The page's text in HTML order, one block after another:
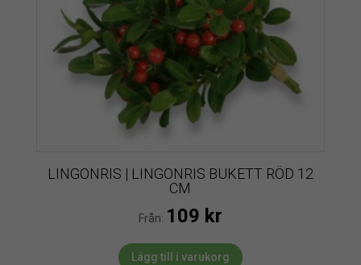
LINGONRIS | LINGONRIS BUKETT RÖD 12
CM
Från: 109 kr
Lägg till i varukorg